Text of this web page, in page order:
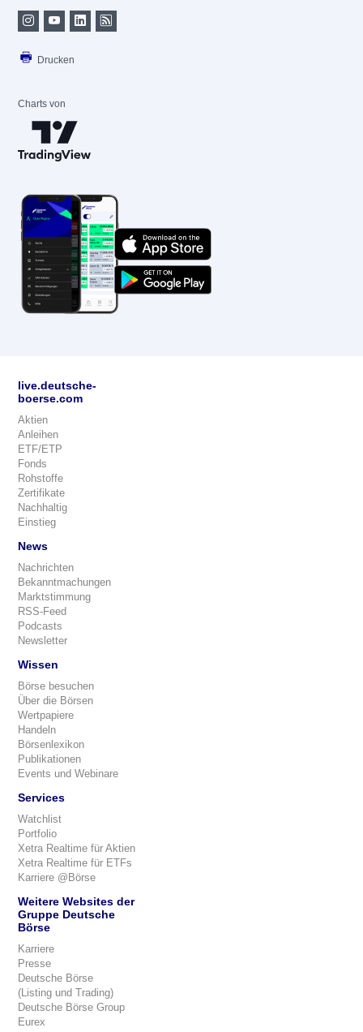
Drucken
Charts von
live.deutsche-
boerse.com
Aktien
Anleihen
ETF/ETP
Fonds
Rohstoffe
Zertifikate
Nachhaltig
Einstieg
News
Nachrichten
Bekanntmachungen
Marktstimmung
RSS-Feed
Podcasts
Newsletter
Wissen
Börse besuchen
Über die Börsen
Wertpapiere
Handeln
Börsenlexikon
Publikationen
Events und Webinare
Services
Watchlist
Portfolio
Xetra Realtime für Aktien
Xetra Realtime für ETFs
Karriere @Börse
Weitere Websites der
Gruppe Deutsche
Börse
Karriere
Presse
Deutsche Börse
(Listing und Trading)
Deutsche Börse Group
Eurex